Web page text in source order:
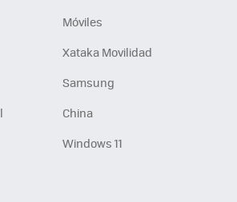
Móviles
Xataka Movilidad
Samsung
China
Windows 11